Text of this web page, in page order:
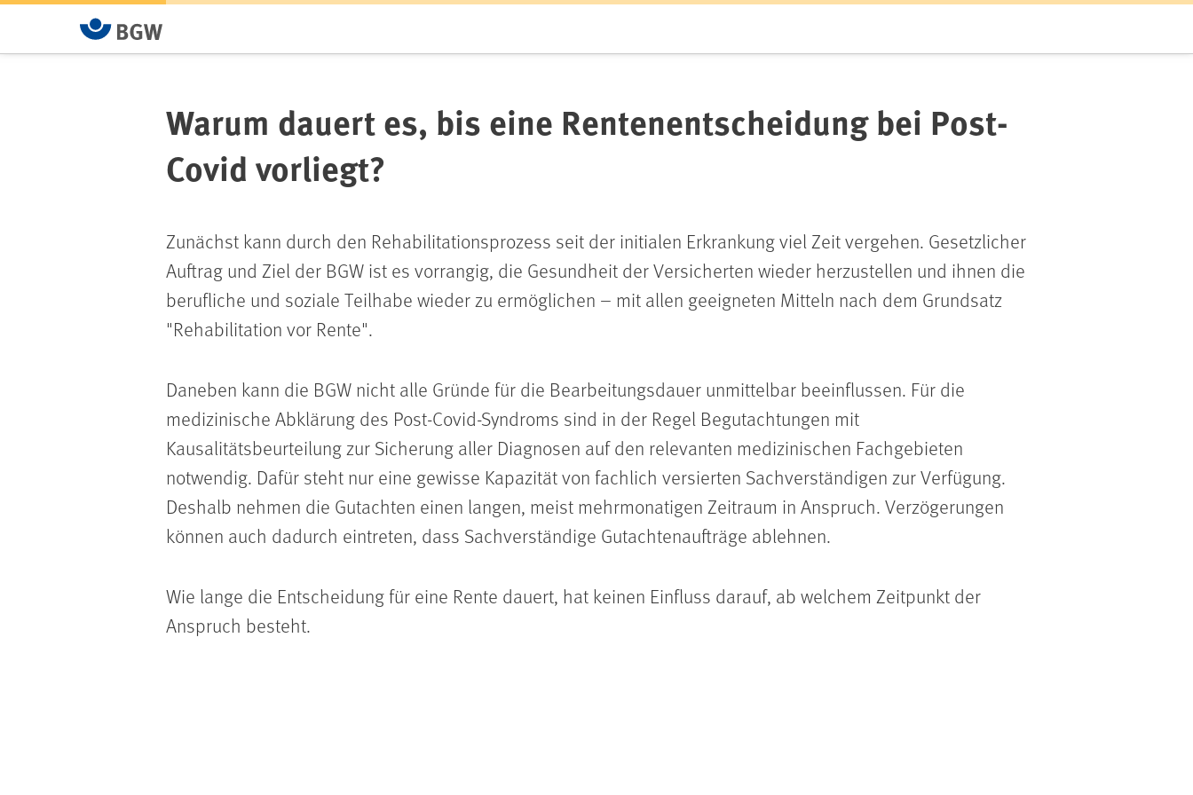
Warum dauert es, bis eine Rentenentscheidung bei Post-
Covid vorliegt?
Zunächst kann durch den Rehabilitationsprozess seit der initialen Erkrankung viel Zeit vergehen. Gesetzlicher
Auftrag und Ziel der BGW ist es vorrangig, die Gesundheit der Versicherten wieder herzustellen und ihnen die
berufliche und soziale Teilhabe wieder zu ermöglichen – mit allen geeigneten Mitteln nach dem Grundsatz
"Rehabilitation vor Rente".
Daneben kann die BGW nicht alle Gründe für die Bearbeitungsdauer unmittelbar beeinflussen. Für die
medizinische Abklärung des Post-Covid-Syndroms sind in der Regel Begutachtungen mit
Kausalitätsbeurteilung zur Sicherung aller Diagnosen auf den relevanten medizinischen Fachgebieten
notwendig. Dafür steht nur eine gewisse Kapazität von fachlich versierten Sachverständigen zur Verfügung.
Deshalb nehmen die Gutachten einen langen, meist mehrmonatigen Zeitraum in Anspruch. Verzögerungen
können auch dadurch eintreten, dass Sachverständige Gutachtenaufträge ablehnen.
Wie lange die Entscheidung für eine Rente dauert, hat keinen Einfluss darauf, ab welchem Zeitpunkt der
Anspruch besteht.